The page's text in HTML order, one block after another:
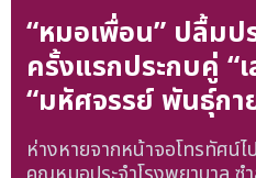
“หมอเพื่อน” ปลื้มป
ครั้งแรกประกบคู่ “
“มหัศจรรย์ พันธุ์กา
ห่างหายจากหน้าจอโทรทัศน์